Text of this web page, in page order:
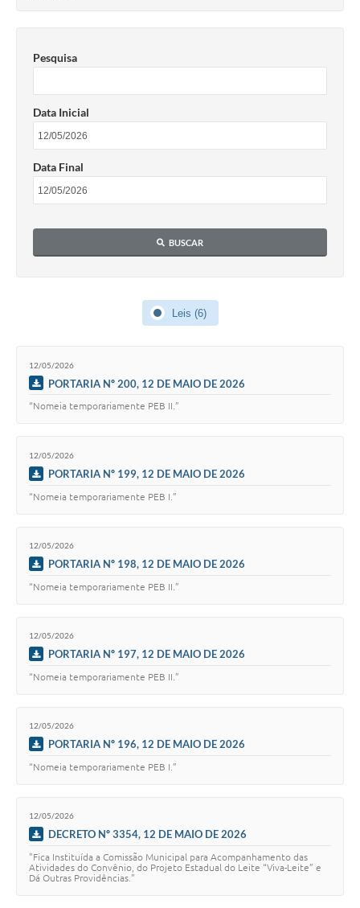
Audiências Públicas
Arquivos para Download
Contas Públicas
Agenda
Pesquisa
Data Inicial
Data Final
BUSCAR
Leis (6)
12/05/2026
PORTARIA Nº 200, 12 DE MAIO DE 2026
“Nomeia temporariamente PEB II.”
12/05/2026
PORTARIA Nº 199, 12 DE MAIO DE 2026
“Nomeia temporariamente PEB I.”
12/05/2026
PORTARIA Nº 198, 12 DE MAIO DE 2026
“Nomeia temporariamente PEB II.”
12/05/2026
PORTARIA Nº 197, 12 DE MAIO DE 2026
“Nomeia temporariamente PEB II.”
12/05/2026
PORTARIA Nº 196, 12 DE MAIO DE 2026
“Nomeia temporariamente PEB I.”
12/05/2026
DECRETO Nº 3354, 12 DE MAIO DE 2026
"Fica Instituída a Comissão Municipal para Acompanhamento das
Atividades do Convênio, do Projeto Estadual do Leite “Viva-Leite” e
Dá Outras Providências."